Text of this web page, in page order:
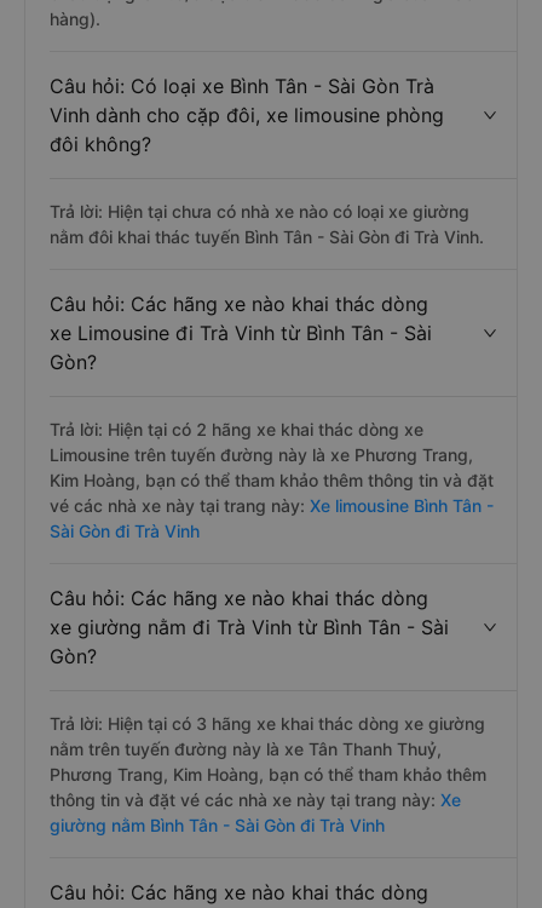
hàng).
Câu hỏi: Có loại xe Bình Tân - Sài Gòn Trà
Vinh dành cho cặp đôi, xe limousine phòng
đôi không?
Trả lời: Hiện tại chưa có nhà xe nào có loại xe giường
nằm đôi khai thác tuyến Bình Tân - Sài Gòn đi Trà Vinh.
Câu hỏi: Các hãng xe nào khai thác dòng
xe Limousine đi Trà Vinh từ Bình Tân - Sài
Gòn?
Trả lời: Hiện tại có 2 hãng xe khai thác dòng xe
Limousine trên tuyến đường này là xe Phương Trang,
Kim Hoàng, bạn có thể tham khảo thêm thông tin và đặt
vé các nhà xe này tại trang này: Xe limousine Bình Tân -
Sài Gòn đi Trà Vinh
Câu hỏi: Các hãng xe nào khai thác dòng
xe giường nằm đi Trà Vinh từ Bình Tân - Sài
Gòn?
Trả lời: Hiện tại có 3 hãng xe khai thác dòng xe giường
nằm trên tuyến đường này là xe Tân Thanh Thuỷ,
Phương Trang, Kim Hoàng, bạn có thể tham khảo thêm
thông tin và đặt vé các nhà xe này tại trang này: Xe
giường nằm Bình Tân - Sài Gòn đi Trà Vinh
Câu hỏi: Các hãng xe nào khai thác dòng